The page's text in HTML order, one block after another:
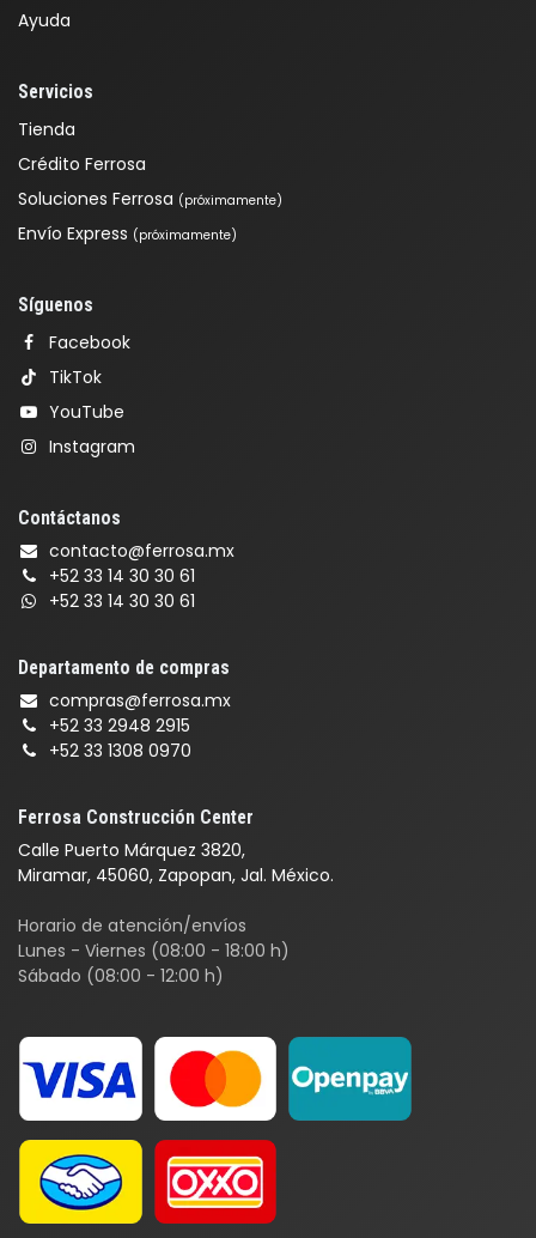
Ayuda
Servicios
Tienda
Crédito Ferrosa
Soluciones Ferrosa (próximamente)
Envío Express (próximamente)
Ferrosa Construcción Center
Calle Puerto Márquez 3820,
Miramar, 45060, Zapopan, Jal. México.
Horario de atención/envíos
Lunes - Viernes (08:00 - 18:00 h)
Sábado (08:00 - 12:00 h)
Síguenos
Facebook
TikTok
YouTube
Instagram
Contáctanos
contacto@ferrosa.mx
+52 33 14 30 30 61
+52 33 14 30 30 61
Departamento de compras
compras@ferrosa.mx
+52 33 2948 2915
+52 33 1308 0970